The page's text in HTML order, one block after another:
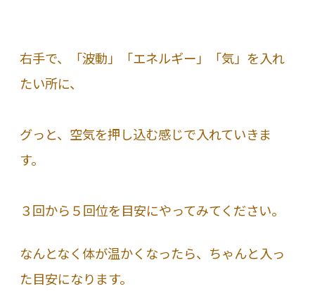
右手で、「波動」「エネルギー」「気」を入れ
たい所に、
グっと、空気を押し込む感じで入れていきま
す。
３回から５回位を目安にやってみてください。
なんとなく体が温かくなったら、ちゃんと入っ
た目安になります。